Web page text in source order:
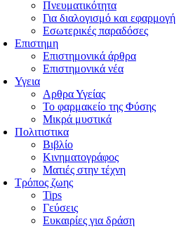
Πνευματικότητα
Για διαλογισμό και εφαρμογή
Εσωτερικές παραδόσες
Επιστημη
Επιστημονικά άρθρα
Επιστημονικά νέα
Υγεια
Αρθρα Υγείας
Το φαρμακείο της Φύσης
Μικρά μυστικά
Πολιτιστικα
Βιβλίο
Κινηματογράφος
Ματιές στην τέχνη
Τρόπος ζωης
Tips
Γεύσεις
Ευκαιρίες για δράση